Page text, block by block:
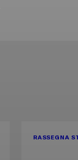
RASSEGNA